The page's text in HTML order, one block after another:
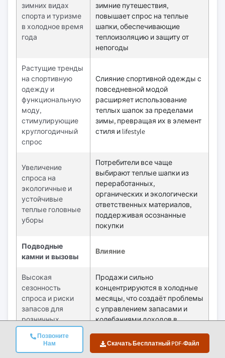
Позвоните
Нам
Скачать Бесплатный PDF-Файл
зимних видах
спорта и туризме
в холодное время
года
зимние путешествия,
повышает спрос на теплые
шапки, обеспечивающие
теплоизоляцию и защиту от
непогоды
Растущие тренды
на спортивную
одежду и
функциональную
моду,
стимулирующие
круглогодичный
спрос
Слияние спортивной одежды с
повседневной модой
расширяет использование
теплых шапок за пределами
зимы, превращая их в элемент
стиля и lifestyle
Увеличение
спроса на
экологичные и
устойчивые
теплые головные
уборы
Потребители все чаще
выбирают теплые шапки из
переработанных,
органических и экологически
ответственных материалов,
поддерживая осознанные
покупки
Подводные
камни и вызовы
Влияние
Высокая
сезонность
спроса и риски
запасов для
розничных
продавцов
Продажи сильно
концентрируются в холодные
месяцы, что создаёт проблемы
с управлением запасами и
колебаниями доходов в
Чувствительность
Доступные импортные товары